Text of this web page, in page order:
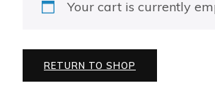
Your cart is currently
RETURN TO SHOP